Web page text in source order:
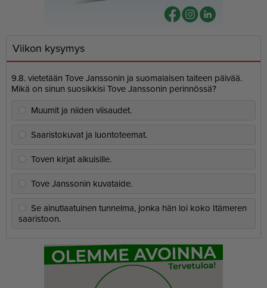
Viikon kysymys
9.8. vietetään Tove Janssonin ja suomalaisen taiteen päivää.
Mikä on sinun suosikkisi Tove Janssonin perinnössä?
Muumit ja niiden viisaudet.
Saaristokuvat ja luontoteemat.
Toven kirjat aikuisille.
Tove Janssonin kuvataide.
Se ainutlaatuinen tunnelma, jonka hän loi koko Itämeren
saaristoon.